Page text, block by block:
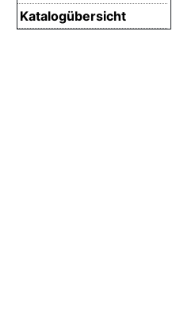
Katalogübersicht